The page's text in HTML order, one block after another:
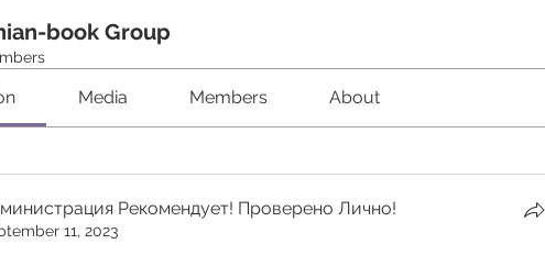
book Group
Media Members About
Рекомендует! Проверено Лично!
11, 2023